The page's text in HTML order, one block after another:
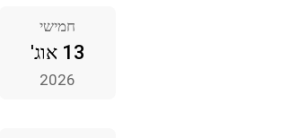
חמישי
13 אוג'
2026